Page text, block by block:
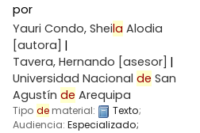
por
Yauri Condo, Sheila Alodia
[autora]
Tavera, Hernando [asesor]
Universidad Nacional de San
Agustín de Arequipa
Tipo dematerial: Texto;
Audiencia: Especializado;